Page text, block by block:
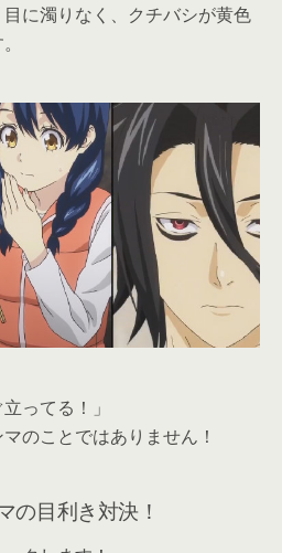
に濁りなく、クチバシが黄色
ってる！」
のことではありません！
の目利き対決！